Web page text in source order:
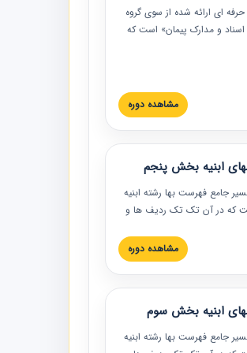
ای ارائه شده از سوی گروه
اسناد و مدارک پیمان» است که
مشاهده دوره
ابنیه بخش پنجم
جامع فهرست بها رشته ابنیه
که در آن تک تک ردیف ها و
اجرایی مرتبط با ردیف های
با کلام مهندس
مشاور در امر بازنگری فهرست
می کنیم از مطالب این
مشاهده دوره
ابنیه بخش سوم
جامع فهرست بها رشته ابنیه